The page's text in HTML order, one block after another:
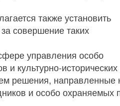
также установить
совершение таких
управления особо
культурно-исторических
решения, направленные
и особо охраняемых